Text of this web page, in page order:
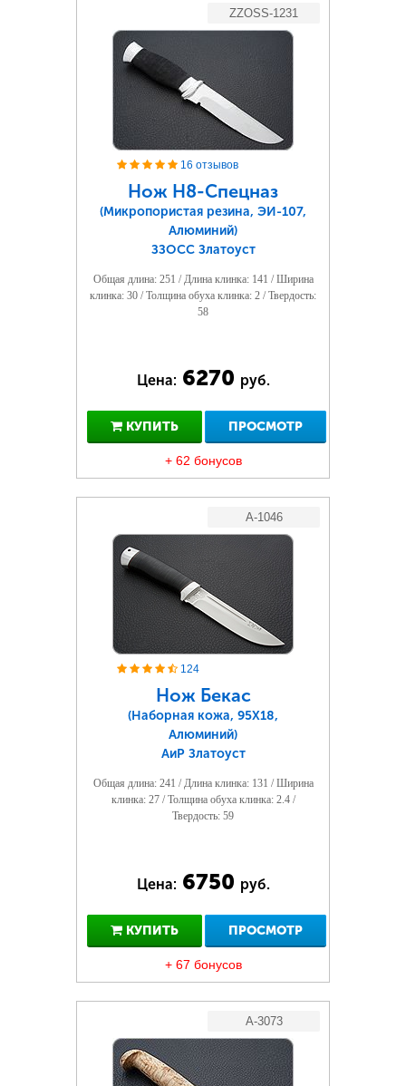
ZZOSS-1231
16 отзывов
Нож Н8-Спецназ
(Микропористая резина, ЭИ-107,
Алюминий)
ЗЗОСС Златоуст
Общая длина: 251 / Длина клинка: 141 / Ширина
клинка: 30 / Толщина обуха клинка: 2 / Твердость:
58
Цена: 6270 руб.
КУПИТЬ ПРОСМОТР
+ 62 бонусов
A-1046
124
Нож Бекас
(Наборная кожа, 95Х18,
Алюминий)
АиР Златоуст
Общая длина: 241 / Длина клинка: 131 / Ширина
клинка: 27 / Толщина обуха клинка: 2.4 /
Твердость: 59
Цена: 6750 руб.
КУПИТЬ ПРОСМОТР
+ 67 бонусов
A-3073